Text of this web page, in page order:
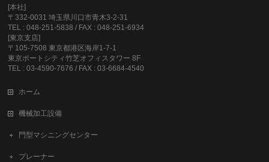
[本社]
〒332-0031 埼玉県川口市青木3-2-31
TEL : 048-251-5838 / FAX : 048-251-6934
[東京支店]
〒105-7508 東京都港区海岸1-7-1
東京ポートシティ竹芝オフィスタワー 8F
TEL : 03-4590-7676 / FAX : 03-6684-4540
ホーム
機械加工設備
門型マシニングセンター
プレーナー